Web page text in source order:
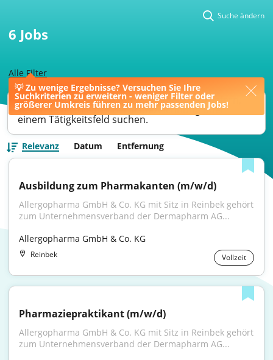
💡 Zu wenige Ergebnisse? Versuchen Sie Ihre
Suchkriterien zu erweitern - weniger Filter oder
größerer Umkreis führen zu mehr passenden Jobs!
Alle Filter
Suche ändern
6 Jobs
Ihre Jobsuche könnte bessere Ergebnisse liefern,
wenn Sie nach einer Berufsbezeichnung oder
einem Tätigkeitsfeld suchen.
Relevanz Datum Entfernung
Ausbildung zum Pharmakanten (m/w/d)
Allergopharma GmbH & Co. KG mit Sitz in Reinbek gehört
zum Unternehmensverband der Dermapharm AG...
Allergopharma GmbH & Co. KG
Reinbek Vollzeit
Pharmaziepraktikant (m/w/d)
Allergopharma GmbH & Co. KG mit Sitz in Reinbek gehört
zum Unternehmensverband der Dermapharm AG...